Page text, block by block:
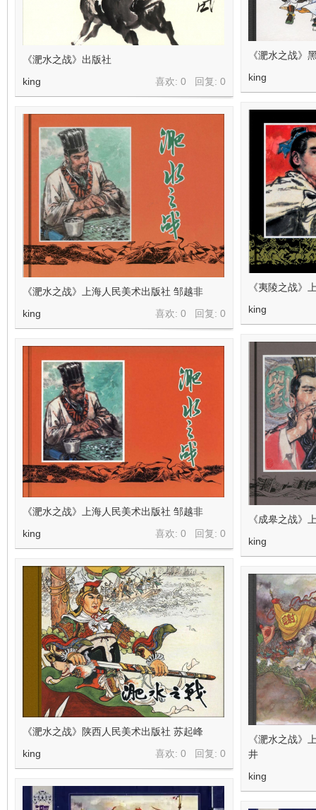
《淝水之战》
king
《淝水之战》出版社
喜欢: 0 回复: 0
king
《夷陵之战》
king
《淝水之战》上海人民美术出版社 邹越非
喜欢: 0 回复: 0
king
《成皋之战》
king
《淝水之战》上海人民美术出版社 邹越非
喜欢: 0 回复: 0
king
《淝水之战》陕西人民美术出版社 苏起峰
喜欢: 0 回复: 0
king
《淝水之战》
井
king